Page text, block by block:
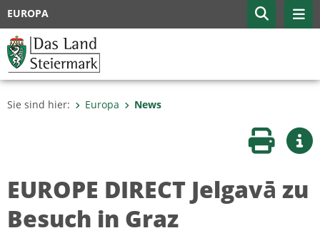
EUROPA
Sie sind hier: Europa News
Seite
EUROPE DIRECT Jelgavā zu
Besuch in Graz